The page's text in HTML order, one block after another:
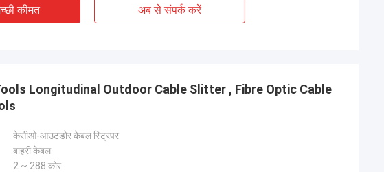
कीमत अब से संपर्क करें
Longitudinal Outdoor Cable Slitter , Fibre Optic Cable
केसीओ-आउटडोर केबल स्ट्रिपर
बाहरी केबल
2 ~ 288 कोर